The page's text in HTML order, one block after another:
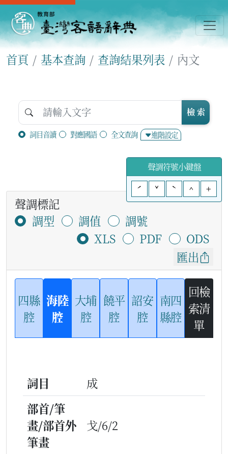
首頁 基本查詢 查詢結果列表 內文
詞目音讀 對應國語 全文查詢 進階設定
檢 索
聲調符號小鍵盤
ˊ
ˇ ˋ ^ +
聲調標記
調型
調值
調號
XLS
PDF
ODS
匯出
四縣
腔
海陸
腔
大埔
腔
饒平
腔
詔安
腔
南四
縣腔
回檢
索清
單
詞目
成
部首/筆
畫/部首外
筆畫
戈/6/2